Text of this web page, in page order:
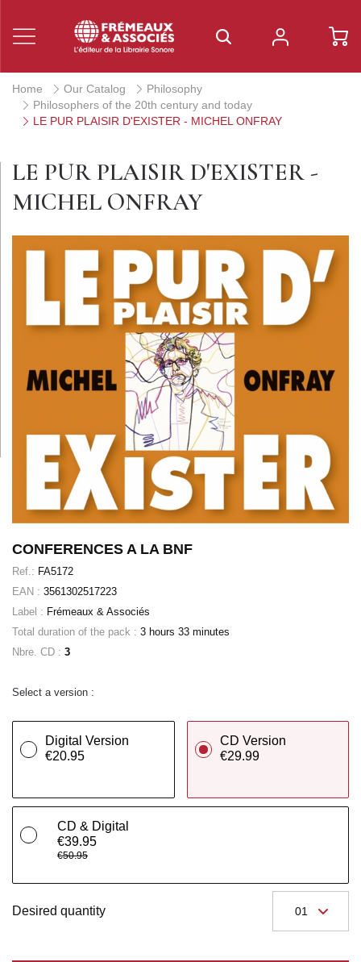
Home Our Catalog
Philosophy
Philosophers of the 20th century and today
LE PUR PLAISIR D'EXISTER - MICHEL ONFRAY
LE PUR PLAISIR D'EXISTER -
MICHEL ONFRAY
CONFERENCES A LA BNF
Ref.: FA5172
EAN : 3561302517223
Label : Frémeaux & Associés
Total duration of the pack : 3 hours 33 minutes
Nbre. CD : 3
Select a version :
Digital Version
€20.95
CD Version
€29.99
CD & Digital
€39.95
€50.95
Desired quantity